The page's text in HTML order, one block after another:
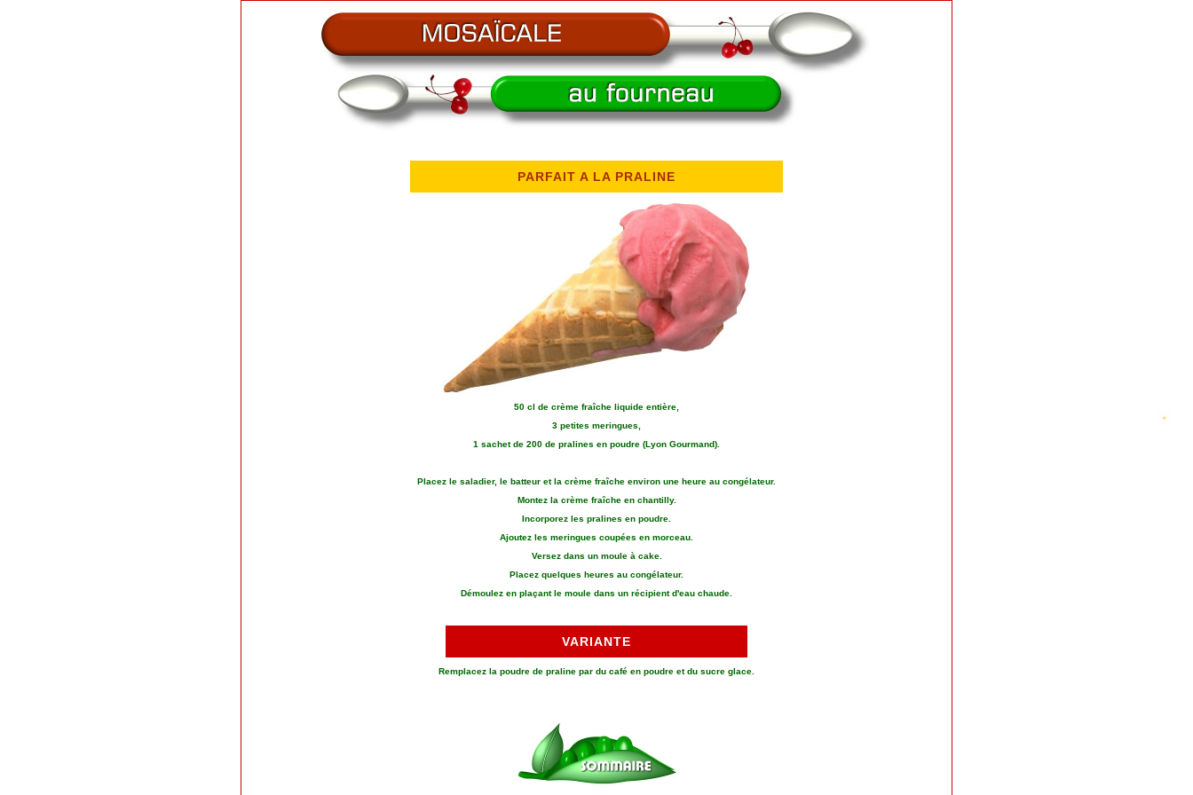
PARFAIT A LA PRALINE
50 cl de crème fraîche liquide entière,
3 petites meringues,
1 sachet de 200 de pralines en poudre (Lyon Gourmand).
Placez le saladier, le batteur et la crème fraîche environ une heure au congélateur.
Montez la crème fraîche en chantilly.
Incorporez les pralines en poudre.
Ajoutez les meringues coupées en morceau.
Versez dans un moule à cake.
Placez quelques heures au congélateur.
Démoulez en plaçant le moule dans un récipient d'eau chaude.
VARIANTE
Remplacez la poudre de praline par du café en poudre et du sucre glace.